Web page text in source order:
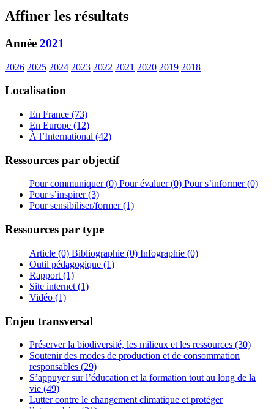
Affiner les résultats
Année 2021
2026 2025 2024 2023 2022 2021 2020 2019 2018
Localisation
En France (73)
En Europe (12)
À l’International (42)
Ressources par objectif
Pour communiquer (0) Pour évaluer (0) Pour s’informer (0)
Pour s’inspirer (3)
Pour sensibiliser/former (1)
Ressources par type
Article (0) Bibliographie (0) Infographie (0)
Outil pédagogique (1)
Rapport (1)
Site internet (1)
Vidéo (1)
Enjeu transversal
Préserver la biodiversité, les milieux et les ressources (30)
Soutenir des modes de production et de consommation
responsables (29)
S’appuyer sur l’éducation et la formation tout au long de la
vie (49)
Lutter contre le changement climatique et protéger